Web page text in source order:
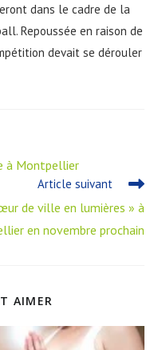
dans le cadre de la
Repoussée en raison de
devait se dérouler
à Montpellier
Article suivant
de ville en lumières » à
en novembre prochain
AIMER